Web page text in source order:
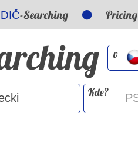
DIČ-Searching Pricing
v
Kde?